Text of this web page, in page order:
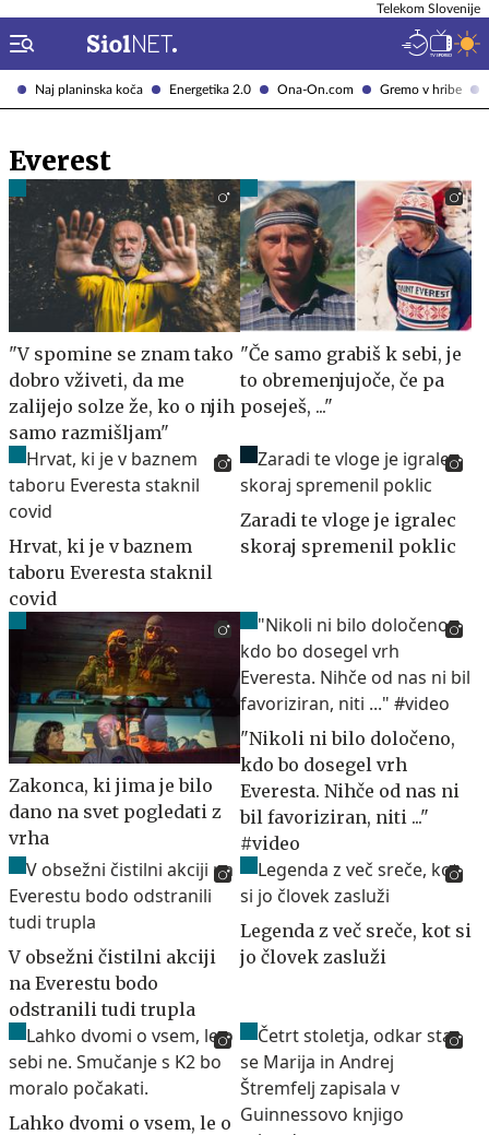
Naj planinska koča Energetika 2.0 Ona-On.com Gremo v hribe
Telekom Slovenije
Everest
"V spomine se znam tako
dobro vživeti, da me
zalijejo solze že, ko o njih
samo razmišljam"
"Če samo grabiš k sebi, je
to obremenjujoče, če pa
poseješ, ..."
Hrvat, ki je v baznem
taboru Everesta staknil
covid
Zaradi te vloge je igralec
skoraj spremenil poklic
Zakonca, ki jima je bilo
dano na svet pogledati z
vrha
"Nikoli ni bilo določeno,
kdo bo dosegel vrh
Everesta. Nihče od nas ni
bil favoriziran, niti ..."
#video
V obsežni čistilni akciji
na Everestu bodo
odstranili tudi trupla
Legenda z več sreče, kot si
jo človek zasluži
Lahko dvomi o vsem, le o